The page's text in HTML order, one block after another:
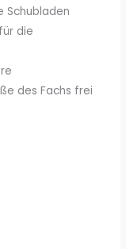
Schubladen
die
des Fachs frei